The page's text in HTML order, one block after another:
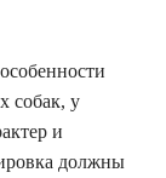
собак, у
и
должны